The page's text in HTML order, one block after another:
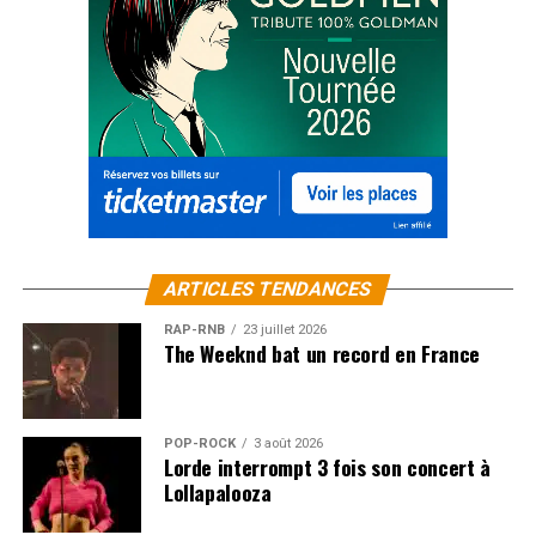
ARTICLES TENDANCES
RAP-RNB 23 juillet 2026
The Weeknd bat un record en France
POP-ROCK 3 août 2026
Lorde interrompt 3 fois son concert à
Lollapalooza